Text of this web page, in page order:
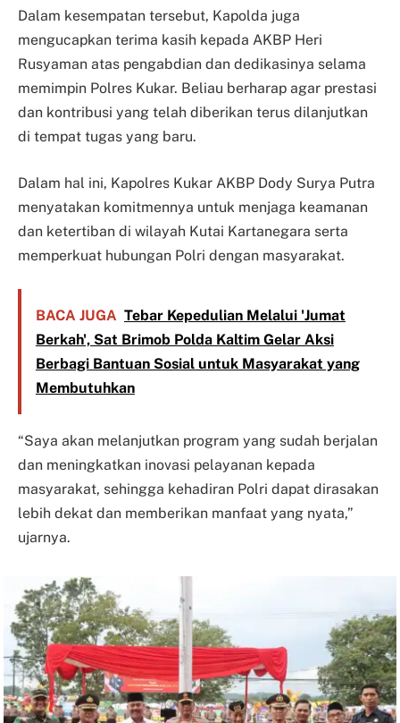
Dalam kesempatan tersebut, Kapolda juga
mengucapkan terima kasih kepada AKBP Heri
Rusyaman atas pengabdian dan dedikasinya selama
memimpin Polres Kukar. Beliau berharap agar prestasi
dan kontribusi yang telah diberikan terus dilanjutkan
di tempat tugas yang baru.
Dalam hal ini, Kapolres Kukar AKBP Dody Surya Putra
menyatakan komitmennya untuk menjaga keamanan
dan ketertiban di wilayah Kutai Kartanegara serta
memperkuat hubungan Polri dengan masyarakat.
BACA JUGA Tebar Kepedulian Melalui 'Jumat
Berkah', Sat Brimob Polda Kaltim Gelar Aksi
Berbagi Bantuan Sosial untuk Masyarakat yang
Membutuhkan
“Saya akan melanjutkan program yang sudah berjalan
dan meningkatkan inovasi pelayanan kepada
masyarakat, sehingga kehadiran Polri dapat dirasakan
lebih dekat dan memberikan manfaat yang nyata,”
ujarnya.